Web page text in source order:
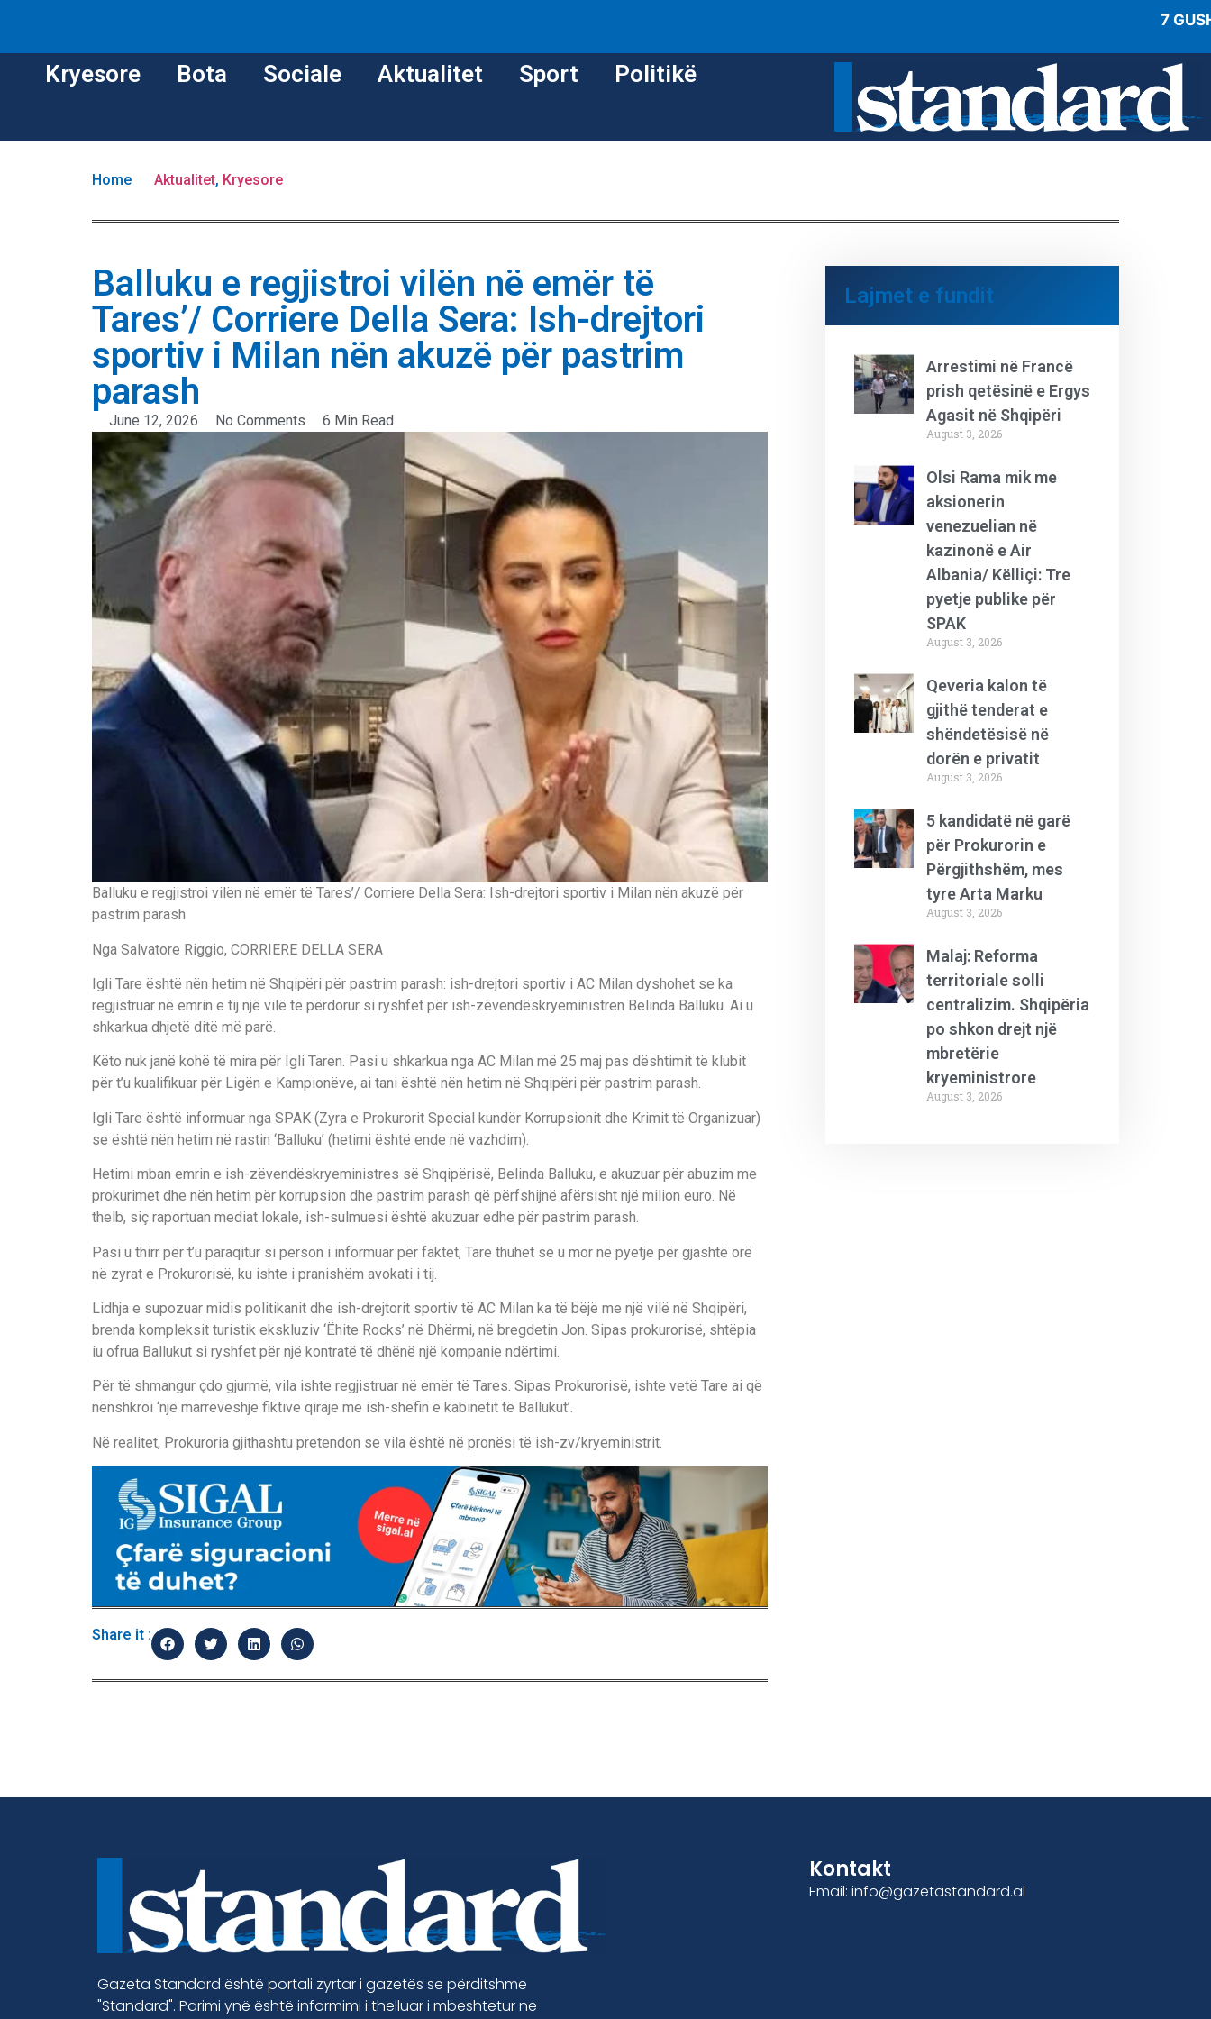
7
Kryesore Bota Sociale Aktualitet Sport Politikë
Home Aktualitet, Kryesore
Balluku e regjistroi vilën në emër të
Tares’/ Corriere Della Sera: Ish-drejtori
sportiv i Milan nën akuzë për pastrim
parash
June 12, 2026 No Comments 6 Min Read
Balluku e regjistroi vilën në emër të Tares’/ Corriere Della Sera: Ish-drejtori sportiv i Milan nën akuzë për
pastrim parash
Nga Salvatore Riggio, CORRIERE DELLA SERA
Igli Tare është nën hetim në Shqipëri për pastrim parash: ish-drejtori sportiv i AC Milan dyshohet se ka
regjistruar në emrin e tij një vilë të përdorur si ryshfet për ish-zëvendëskryeministren Belinda Balluku. Ai u
shkarkua dhjetë ditë më parë.
Këto nuk janë kohë të mira për Igli Taren. Pasi u shkarkua nga AC Milan më 25 maj pas dështimit të klubit
për t’u kualifikuar për Ligën e Kampionëve, ai tani është nën hetim në Shqipëri për pastrim parash.
Igli Tare është informuar nga SPAK (Zyra e Prokurorit Special kundër Korrupsionit dhe Krimit të Organizuar)
se është nën hetim në rastin ‘Balluku’ (hetimi është ende në vazhdim).
Hetimi mban emrin e ish-zëvendëskryeministres së Shqipërisë, Belinda Balluku, e akuzuar për abuzim me
prokurimet dhe nën hetim për korrupsion dhe pastrim parash që përfshijnë afërsisht një milion euro. Në
thelb, siç raportuan mediat lokale, ish-sulmuesi është akuzuar edhe për pastrim parash.
Pasi u thirr për t’u paraqitur si person i informuar për faktet, Tare thuhet se u mor në pyetje për gjashtë orë
në zyrat e Prokurorisë, ku ishte i pranishëm avokati i tij.
Lidhja e supozuar midis politikanit dhe ish-drejtorit sportiv të AC Milan ka të bëjë me një vilë në Shqipëri,
brenda kompleksit turistik ekskluziv ‘Ëhite Rocks’ në Dhërmi, në bregdetin Jon. Sipas prokurorisë, shtëpia
iu ofrua Ballukut si ryshfet për një kontratë të dhënë një kompanie ndërtimi.
Për të shmangur çdo gjurmë, vila ishte regjistruar në emër të Tares. Sipas Prokurorisë, ishte vetë Tare ai që
nënshkroi ‘një marrëveshje fiktive qiraje me ish-shefin e kabinetit të Ballukut’.
Në realitet, Prokuroria gjithashtu pretendon se vila është në pronësi të ish-zv/kryeministrit.
Share it :
Lajmet e fundit
Arrestimi në Francë
prish qetësinë e Ergys
Agasit në Shqipëri
August 3, 2026
Olsi Rama mik me
aksionerin
venezuelian në
kazinonë e Air
Albania/ Këlliçi: Tre
pyetje publike për
SPAK
August 3, 2026
Qeveria kalon të
gjithë tenderat e
shëndetësisë në
dorën e privatit
August 3, 2026
5 kandidatë në garë
për Prokurorin e
Përgjithshëm, mes
tyre Arta Marku
August 3, 2026
Malaj: Reforma
territoriale solli
centralizim. Shqipëria
po shkon drejt një
mbretërie
kryeministrore
August 3, 2026
Gazeta Standard është portali zyrtar i gazetës se përditshme
"Standard". Parimi ynë është informimi i thelluar i mbeshtetur ne
Kontakt
Email: info@gazetastandard.al